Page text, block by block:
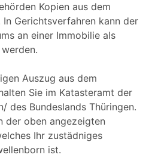
Kopien aus dem
In Gerichtsverfahren kann der
an einer Immobilie als
Auszug aus dem
Sie im Katasteramt der
des Bundeslands Thüringen.
der oben angezeigten
Ihr zustädniges
ist.